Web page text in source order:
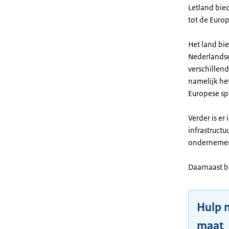
Letland
tot de
Het land
namelijk
Europese
Verder is
Daarnaast
Hulp
maat